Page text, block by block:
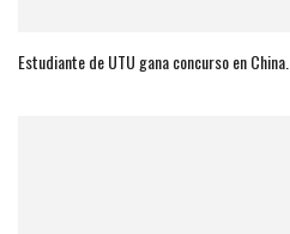
Estudiante de UTU gana concurso en China.